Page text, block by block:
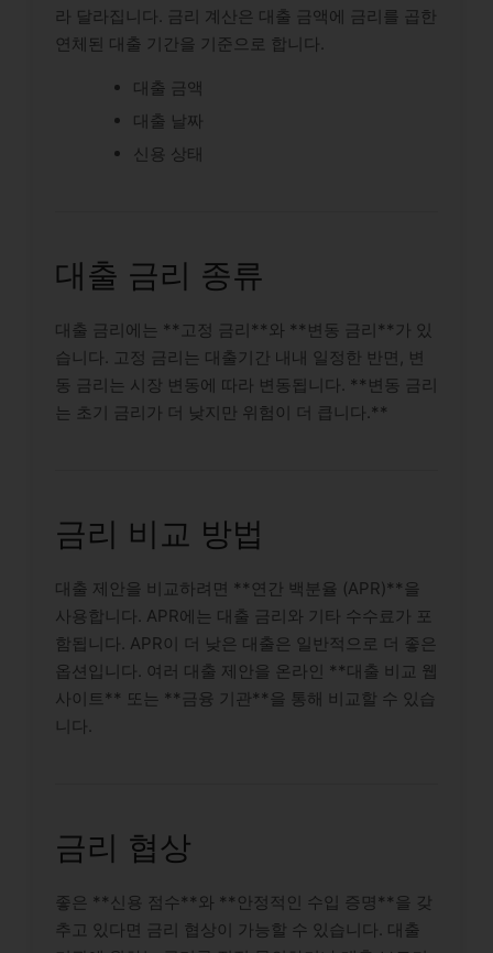
라 달라집니다. 금리 계산은 대출 금액에 금리를 곱한
연체된 대출 기간을 기준으로 합니다.
대출 금액
대출 날짜
신용 상태
대출 금리 종류
대출 금리에는 **고정 금리**와 **변동 금리**가 있
습니다. 고정 금리는 대출기간 내내 일정한 반면, 변
동 금리는 시장 변동에 따라 변동됩니다. **변동 금리
는 초기 금리가 더 낮지만 위험이 더 큽니다.**
금리 비교 방법
대출 제안을 비교하려면 **연간 백분율 (APR)**을
사용합니다. APR에는 대출 금리와 기타 수수료가 포
함됩니다. APR이 더 낮은 대출은 일반적으로 더 좋은
옵션입니다. 여러 대출 제안을 온라인 **대출 비교 웹
사이트** 또는 **금융 기관**을 통해 비교할 수 있습
니다.
금리 협상
좋은 **신용 점수**와 **안정적인 수입 증명**을 갖
추고 있다면 금리 협상이 가능할 수 있습니다. 대출